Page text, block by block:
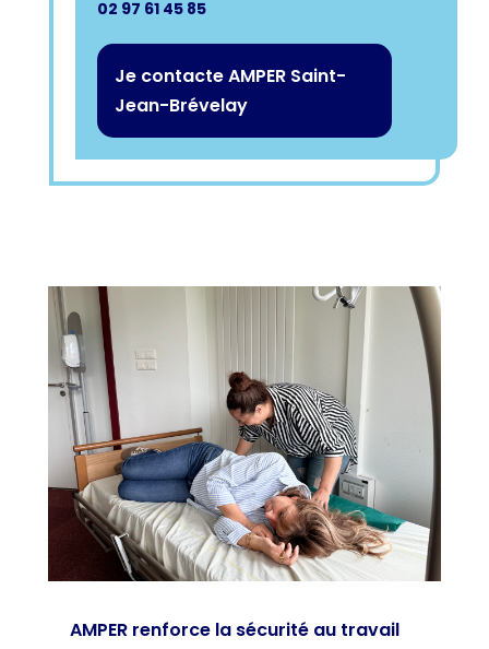
02 97 61 45 85
Je contacte AMPER Saint-
Jean-Brévelay
AMPER renforce la sécurité au travail